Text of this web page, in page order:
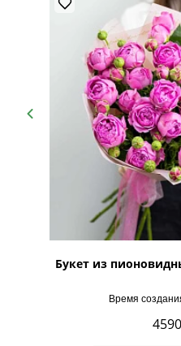
Букет из
Время
4590